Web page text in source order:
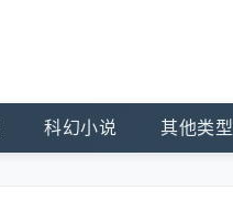
科幻小说 其他类型